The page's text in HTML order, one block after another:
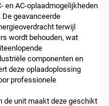
en AC-oplaadmogelijkheden
geavanceerde
terwijl
wordt behouden, wat
componenten en
deze oplaadoplossing
professionele
de unit maakt deze geschikt